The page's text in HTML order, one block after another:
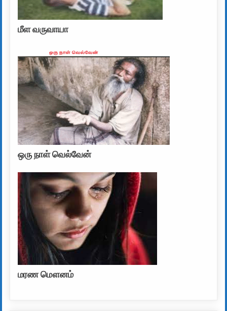
மீள வருவாயா
ஒரு நாள் வெல்வேன்
மரண மௌனம்